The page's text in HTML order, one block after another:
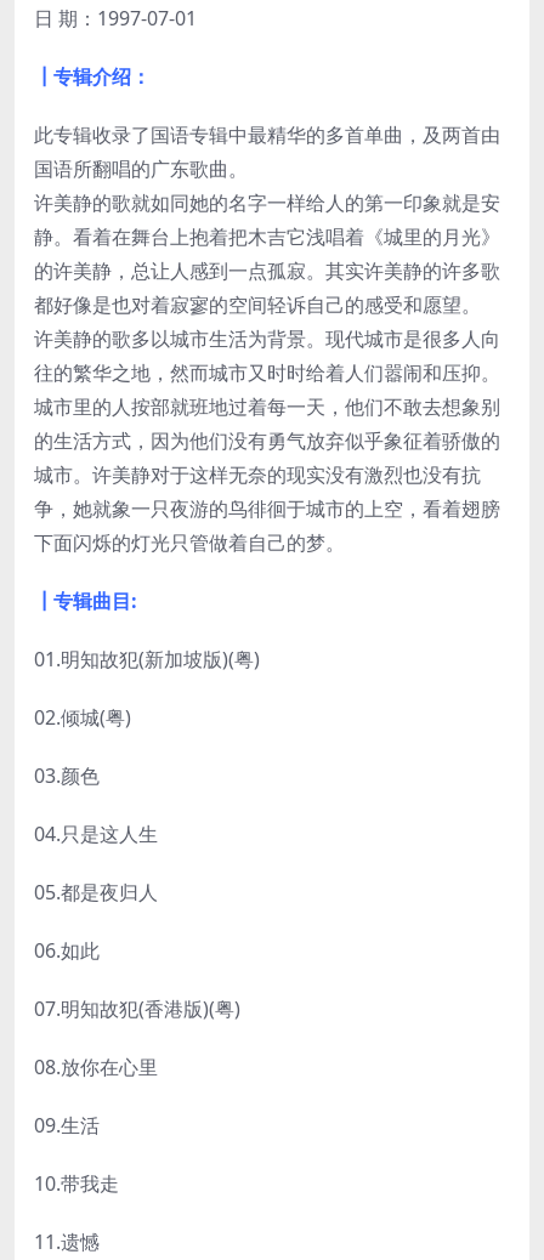
日 期：1997-07-01
┃专辑介绍：
此专辑收录了国语专辑中最精华的多首单曲，及两首由
国语所翻唱的广东歌曲。
许美静的歌就如同她的名字一样给人的第一印象就是安
静。看着在舞台上抱着把木吉它浅唱着《城里的月光》
的许美静，总让人感到一点孤寂。其实许美静的许多歌
都好像是也对着寂寥的空间轻诉自己的感受和愿望。
许美静的歌多以城市生活为背景。现代城市是很多人向
往的繁华之地，然而城市又时时给着人们嚣闹和压抑。
城市里的人按部就班地过着每一天，他们不敢去想象别
的生活方式，因为他们没有勇气放弃似乎象征着骄傲的
城市。许美静对于这样无奈的现实没有激烈也没有抗
争，她就象一只夜游的鸟徘徊于城市的上空，看着翅膀
下面闪烁的灯光只管做着自己的梦。
┃专辑曲目:
01.明知故犯(新加坡版)(粤)
02.倾城(粤)
03.颜色
04.只是这人生
05.都是夜归人
06.如此
07.明知故犯(香港版)(粤)
08.放你在心里
09.生活
10.带我走
11.遗憾